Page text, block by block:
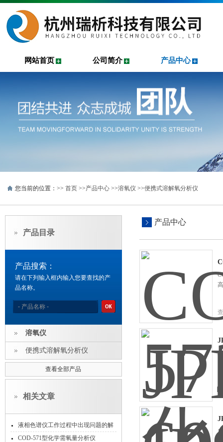
网站首页 公司简介 产品中心
您当前的位置：>> 首页 >>产品中心 >>溶氧仪 >>便携式溶解氧分析仪
产品目录
产品搜索：
请在下列输入框内输入您要查找的产
品名称。
溶氧仪
便携式溶解氧分析仪
查看全部产品
相关文章
液相色谱仪工作过程中出现问题的解
决方法
COD-571型化学需氧量分析仪
产品中心